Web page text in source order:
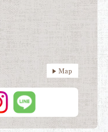
Map